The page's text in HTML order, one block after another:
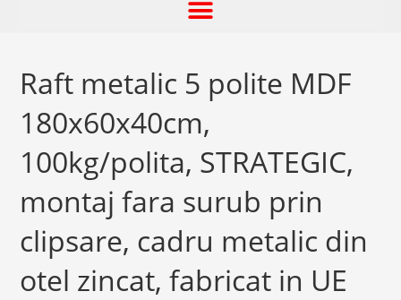
Raft metalic 5 polite MDF
180x60x40cm,
100kg/polita, STRATEGIC,
montaj fara surub prin
clipsare, cadru metalic din
otel zincat, fabricat in UE